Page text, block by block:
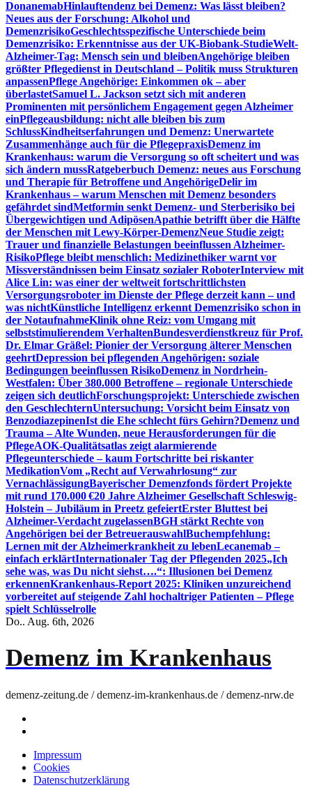
DonanemabHinlauftendenz bei Demenz: Was lässt bleiben?
Neues aus der Forschung: Alkohol und
DemenzrisikoGeschlechtsspezifische Unterschiede beim
Demenzrisiko: Erkenntnisse aus der UK-Biobank-StudieWelt-
Alzheimer-Tag: Mensch sein und bleibenAngehörige bleiben
größter Pflegedienst in Deutschland – Politik muss Strukturen
anpassenPflege Angehörige: Einkommen ok – aber
überlastetSamuel L. Jackson setzt sich mit anderen
Prominenten mit persönlichem Engagement gegen Alzheimer
einPflegeausbildung: nicht alle bleiben bis zum
SchlussKindheitserfahrungen und Demenz: Unerwartete
Zusammenhänge auch für die PflegepraxisDemenz im
Krankenhaus: warum die Versorgung so oft scheitert und was
sich ändern mussRatgeberbuch Demenz: neues aus Forschung
und Therapie für Betroffene und AngehörigeDelir im
Krankenhaus – warum Menschen mit Demenz besonders
gefährdet sindMetformin senkt Demenz- und Sterberisiko bei
Übergewichtigen und AdipösenApathie betrifft über die Hälfte
der Menschen mit Lewy-Körper-DemenzNeue Studie zeigt:
Trauer und finanzielle Belastungen beeinflussen Alzheimer-
RisikoPflege bleibt menschlich: Medizinethiker warnt vor
Missverständnissen beim Einsatz sozialer RoboterInterview mit
Alice Lin: was einer der weltweit fortschrittlichsten
Versorgungsroboter im Dienste der Pflege derzeit kann – und
was nichtKünstliche Intelligenz erkennt Demenzrisiko schon in
der NotaufnahmeKlinik ohne Reiz: vom Umgang mit
selbststimulierendem VerhaltenBundesverdienstkreuz für Prof.
Dr. Elmar Gräßel: Pionier der Versorgung älterer Menschen
geehrtDepression bei pflegenden Angehörigen: soziale
Bedingungen beeinflussen RisikoDemenz in Nordrhein-
Westfalen: Über 380.000 Betroffene – regionale Unterschiede
zeigen sich deutlichForschungsprojekt: Unterschiede zwischen
den GeschlechternUntersuchung: Vorsicht beim Einsatz von
BenzodiazepinenIst die Ehe schlecht fürs Gehirn?Demenz und
Trauma – Alte Wunden, neue Herausforderungen für die
PflegeAOK-Qualitätsatlas zeigt alarmierende
Pflegeunterschiede – kaum Fortschritte bei riskanter
MedikationVom „Recht auf Verwahrlosung“ zur
VernachlässigungBayerischer Demenzfonds fördert Projekte
mit rund 170.000 €20 Jahre Alzheimer Gesellschaft Schleswig-
Holstein – Jubiläum in Preetz gefeiertErster Bluttest bei
Alzheimer-Verdacht zugelassenBGH stärkt Rechte von
Angehörigen bei der BetreuerauswahlBuchempfehlung:
Lernen mit der Alzheimerkrankheit zu lebenLecanemab –
einfach erklärtInternationaler Tag der Pflegenden 2025„Ich
sehe was, was Du nicht siehst….“: Illusionen bei Demenz
erkennenKrankenhaus-Report 2025: Kliniken unzureichend
vorbereitet auf steigende Zahl hochaltriger Patienten – Pflege
spielt Schlüsselrolle
Do.. Aug. 6th, 2026
Demenz im Krankenhaus
demenz-zeitung.de / demenz-im-krankenhaus.de / demenz-nrw.de
Impressum
Cookies
Datenschutzerklärung